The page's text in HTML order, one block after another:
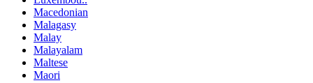
Macedonian
Malagasy
Malay
Malayalam
Maltese
Maori